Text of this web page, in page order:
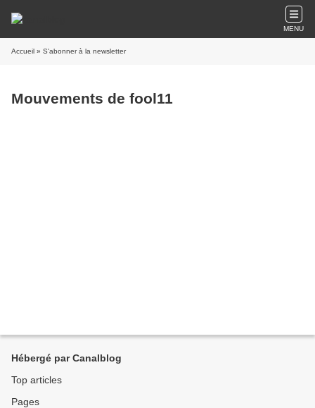
MENU
Accueil » S'abonner à la newsletter
Mouvements de fool11
Hébergé par Canalblog
Top articles
Pages